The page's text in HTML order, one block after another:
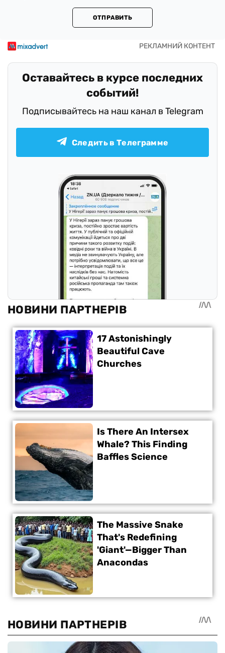
ОТПРАВИТЬ
Оставайтесь в курсе последних
событий!
Подписывайтесь на наш канал в Telegram
Следить в Телеграмме